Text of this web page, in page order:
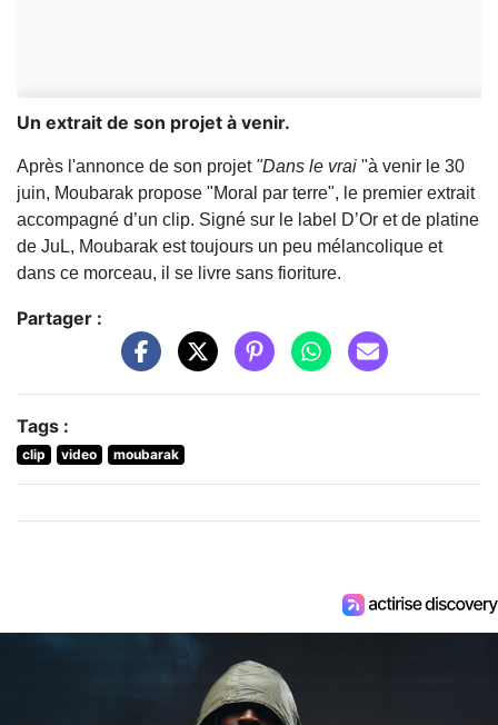
Un extrait de son projet à venir.
Après l'annonce de son projet"Dans le vrai "à venir le 30
juin, Moubarak propose "Moral par terre", le premier extrait
accompagné d’un clip. Signé sur le label D’Or et de platine
de JuL, Moubarak est toujours un peu mélancolique et
dans ce morceau, il se livre sans fioriture.
Partager :
Tags :
clip video moubarak